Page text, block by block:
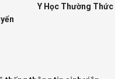
Y Học Thường Thức